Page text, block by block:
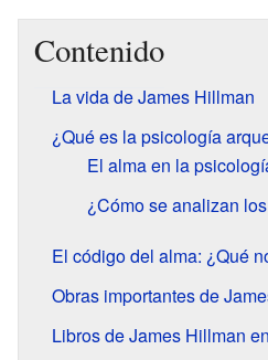
Contenido
La vida de James Hillman
¿Qué es la psicología
El alma en la
¿Cómo se analizan
El código del alma: ¿Qué
Obras importantes de
Libros de James Hillman